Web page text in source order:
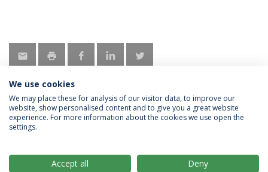
Política de Privacidade
Termos & Condições
We use cookies
We may place these for analysis of our visitor data, to improve our
website, show personalised content and to give you a great website
experience. For more information about the cookies we use open the
settings.
Accept all Deny